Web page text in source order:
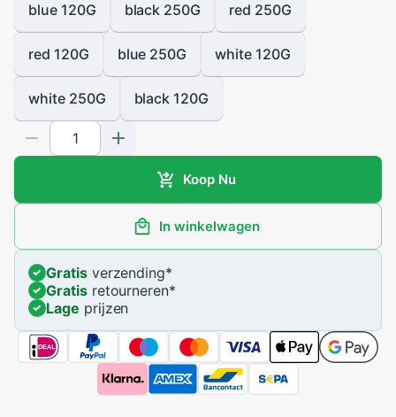
blue 120G black 250G red 250G
red 120G blue 250G white 120G
white 250G black 120G
Koop Nu
In winkelwagen
Gratisverzending*
Gratisretourneren*
Lage prijzen